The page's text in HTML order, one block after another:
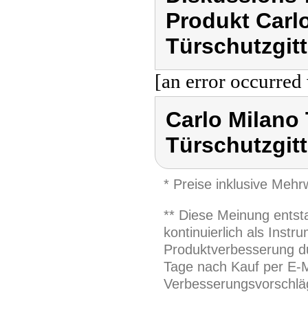
Produkt
[an error
Carlo
* Preise inklusive
** Diese Meinung
kontinuierlich als
Produktverbesserung
Tage nach Kauf per E-